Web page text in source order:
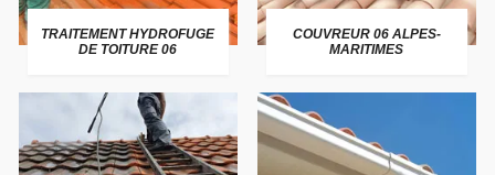
TRAITEMENT HYDROFUGE
DE TOITURE 06
COUVREUR 06 ALPES-
MARITIMES